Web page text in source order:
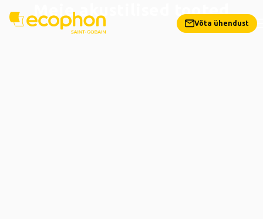
Võta ühendust
Meie akustilised tooted